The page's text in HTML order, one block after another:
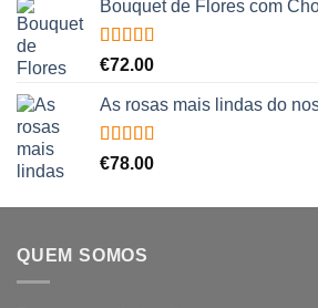
Bouquet de Flores com
Avaliação
€72.00
As rosas mais lindas do
Avaliação
€78.00
QUEM SOMOS